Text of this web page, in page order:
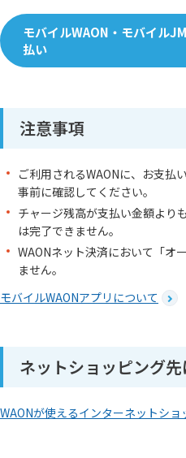
モバイルWAON・モバイル
払い
注意事項
ご利用されるWAONに、お支払
事前に確認してください。
チャージ残高が支払い金額より
は完了できません。
WAONネット決済において「オ
ません。
モバイルWAONアプリについて
ネットショッピング先
WAONが使えるインターネットショ